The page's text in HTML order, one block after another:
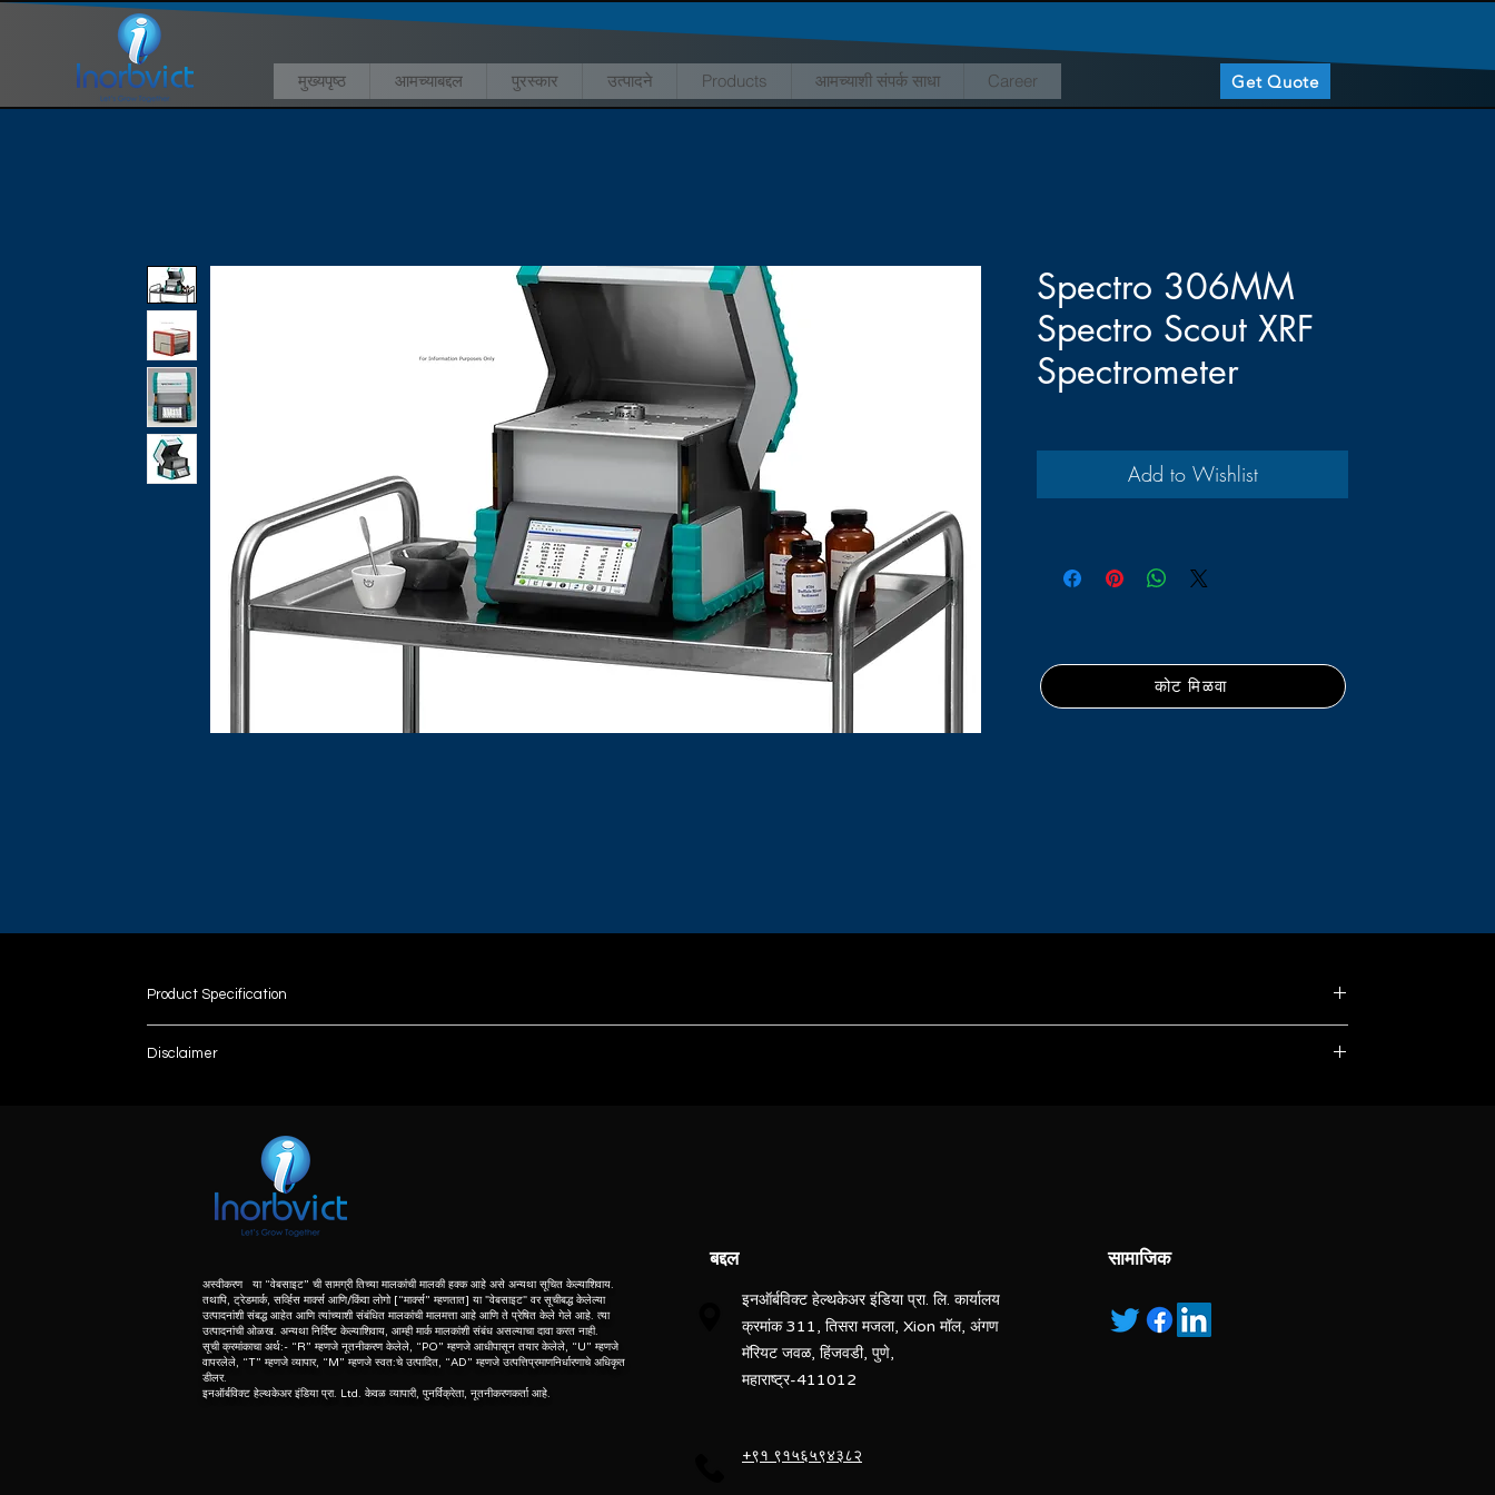
मुख्यपृष्ठ आमच्याबद्दल पुरस्कार उत्पादने Products आमच्याशी संपर्क साधा Career Get Quote
Spectro 306MM
Spectro Scout XRF
Spectrometer
Add to Wishlist
Product Specification
Brand
Wavelength accuracy
Wavelength Repeatability
Usage/ Application
List No. r
Product Type
Disclaimer
herein associated with the products listed on this” website” are the property of their respective owners and if they appear with the listed products, it is only used for the
purpose of identification of those products. we do not claim as association with the mark owners, unless otherwise so specified.
meaning of list number: - “r” means refurbished, “po” means preowned, “u” means used, “t” means trading, “m” means own manufactured, “ad” means authorised
dealer of original equipment manufacturer.
कोट मिळवा
अस्वीकरण या “वेबसाइट” ची सामग्री तिच्या मालकांची मालकी हक्क आहे असे अन्यथा सूचित केल्याशिवाय.
तथापि, ट्रेडमार्क, सर्व्हिस मार्क्स आणि/किंवा लोगो [“मार्क्स” म्हणतात] या "वेबसाइट" वर सूचीबद्ध केलेल्या
उत्पादनांशी संबद्ध आहेत आणि त्यांच्याशी संबंधित मालकांची मालमत्ता आहे आणि ते प्रेषित केले गेले आहे. त्या
उत्पादनांची ओळख. अन्यथा निर्दिष्ट केल्याशिवाय, आम्ही मार्क मालकांशी संबंध असल्याचा दावा करत नाही.
सूची क्रमांकाचा अर्थ:- “R” म्हणजे नूतनीकरण केलेले, “PO” म्हणजे आधीपासून तयार केलेले, “U” म्हणजे
वापरलेले, “T” म्हणजे व्यापार, “M” म्हणजे स्वत:चे उत्पादित, “AD” म्हणजे उत्पत्तिप्रमाणनिर्धारणाचे अधिकृत
डीलर.
इनऑर्बविक्ट हेल्थकेअर इंडिया प्रा. Ltd. केवळ व्यापारी, पुनर्विक्रेता, नूतनीकरणकर्ता आहे.
बद्दल
इनऑर्बविक्ट हेल्थकेअर इंडिया प्रा. लि. कार्यालय
क्रमांक 311, तिसरा मजला, Xion मॉल, अंगण
मॅरियट जवळ, हिंजवडी, पुणे,
महाराष्ट्र-411012
+९१ ९१५६५९४३८२
सामाजिक